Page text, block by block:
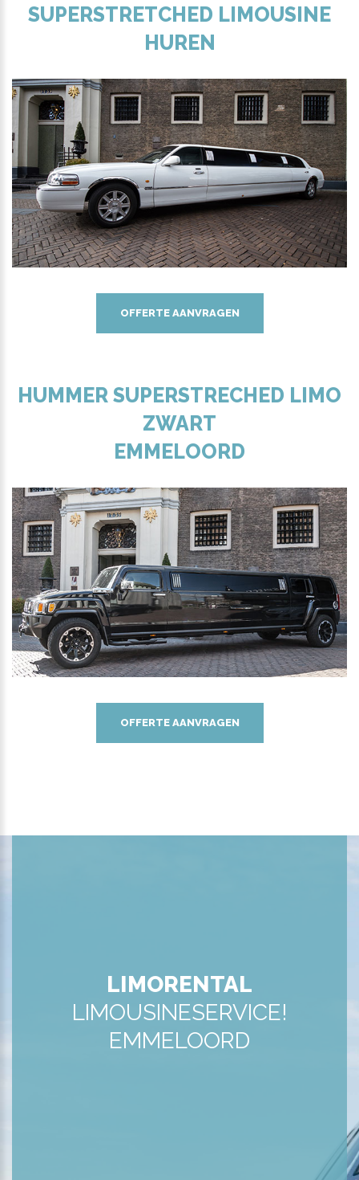
SUPERSTRETCHED LIMOUSINE
HUREN
OFFERTE AANVRAGEN
HUMMER SUPERSTRECHED LIMO
ZWART
EMMELOORD
OFFERTE AANVRAGEN
LIMORENTAL
LIMOUSINESERVICE!
EMMELOORD